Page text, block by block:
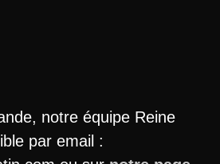
notre équipe Reine
par email :